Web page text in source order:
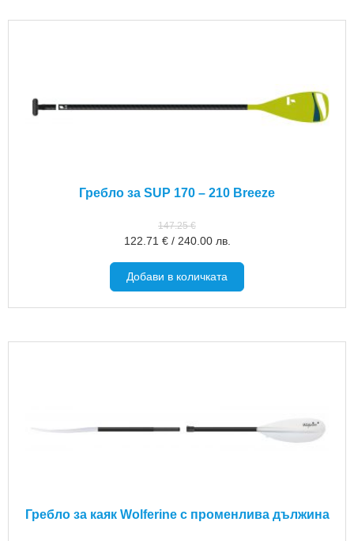
Гребло за SUP 170 – 210 Breeze
147.25€
122.71 €/ 240.00 лв.
Добави в количката
Гребло за каяк Wolferine с променлива дължина